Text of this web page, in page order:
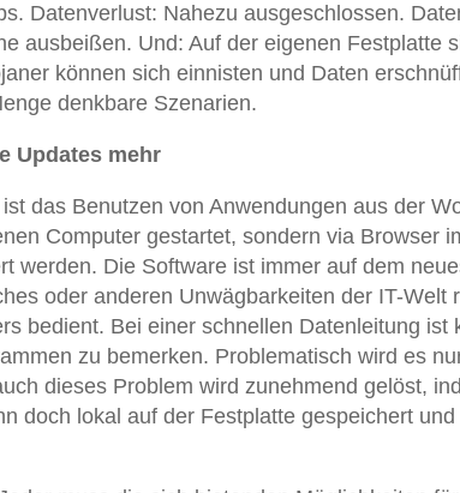
Datenverlust: Nahezu ausgeschlossen.
ausbeißen. Und: Auf der eigenen Festplatte
können sich einnisten und Daten
denkbare Szenarien.
Updates mehr
das Benutzen von Anwendungen aus der
Computer gestartet, sondern via Browser
werden. Die Software ist immer auf dem
oder anderen Unwägbarkeiten der IT-Welt
bedient. Bei einer schnellen Datenleitung ist
zu bemerken. Problematisch wird es
dieses Problem wird zunehmend gelöst,
doch lokal auf der Festplatte gespeichert